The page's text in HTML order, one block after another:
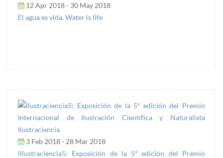
12 Apr 2018 - 30 May 2018
El agua es vida. Water is life
3 Feb 2018 - 28 Mar 2018
lIlustraciencia5: Exposición de la 5ª edición del Premio